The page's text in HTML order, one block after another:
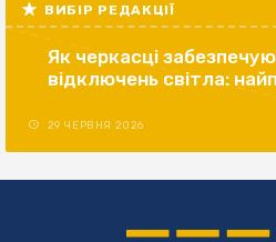
ВИБІР РЕДАКЦІЇ
Як черкасці
відключень світла:
29 ЧЕРВНЯ 2026